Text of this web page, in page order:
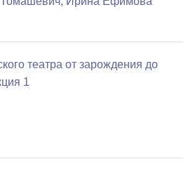
театра от зарождения до
1